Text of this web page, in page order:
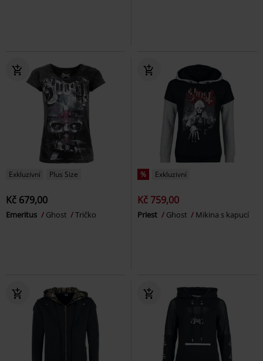
Exkluzivní Plus Size
Kč 679,00
Emeritus Ghost Tričko
% Exkluzivní
Kč 759,00
Priest Ghost Mikina s kapucí